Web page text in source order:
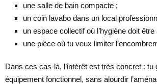
une salle de bain compacte ;
un coin lavabo dans un local
un espace collectif où l’hygiène doit
une pièce où tu veux limiter
Dans ces cas-là, l’intérêt est très concret : tu
équipement fonctionnel, sans alourdir